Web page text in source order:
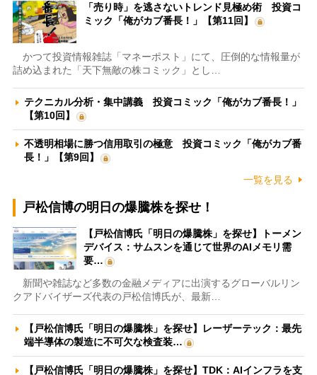
「売り時」を逃さないトレンド見極め術 投資コ
ミック「俺がカブ番長！」【第11回】
かつて投資情報雑誌「マネーポスト」にて、圧倒的な情報量が
詰め込まれた「天下無敵の株コミック」とし…
テクニカル分析・集中講義 投資コミック「俺がカブ番長！」
【第10回】
不透明相場に勝つ信用取引の極意 投資コミック「俺がカブ番
長！」【第9回】
一覧を見る
戸松信博の明日の爆騰株を探せ！
【戸松信博氏「明日の爆騰株」を探せ】トーメン
デバイス：サムスンを通じて世界のAIメモリ需
要…
新聞や雑誌など多数の金融メディアに出演するグローバルリン
クアドバイザーズ代表の戸松信博氏が、最新…
【戸松信博氏「明日の爆騰株」を探せ】レーザーテック：最先
端半導体の製造に不可欠な検査装…
【戸松信博氏「明日の爆騰株」を探せ】TDK：AIインフラを支